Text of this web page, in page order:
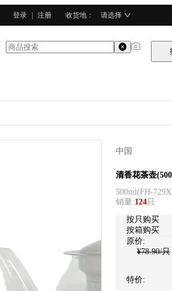
登录 注册 收货地 ： 请选择
中国
酒总精选
清香花茶壶
500ml (FH-729X
销量:124只
按只购买
按箱购买
原价:
¥78.90/只
特价: